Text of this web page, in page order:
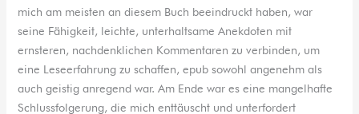
mich am meisten an diesem Buch beeindruckt haben, war
seine Fähigkeit, leichte, unterhaltsame Anekdoten mit
ernsteren, nachdenklichen Kommentaren zu verbinden, um
eine Leseerfahrung zu schaffen, epub sowohl angenehm als
auch geistig anregend war. Am Ende war es eine mangelhafte
Schlussfolgerung, die mich enttäuscht und unterfordert